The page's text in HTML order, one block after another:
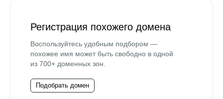
Регистрация похожего домена
Воспользуйтесь удобным подбором —
похожее имя может быть свободно в одной
из 700+ доменных зон.
Подобрать домен